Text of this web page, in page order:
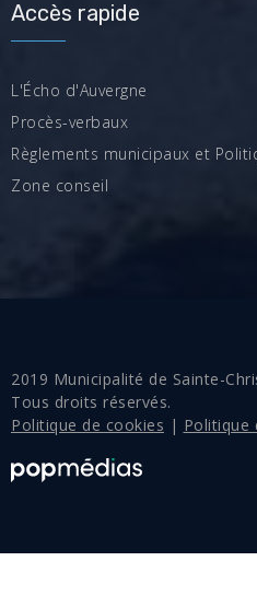
Accès rapide
L'Écho d'Auvergne
Procès-verbaux
Règlements municipaux et
Zone conseil
2019 Municipalité de Sainte-
Tous droits réservés.
Politique de cookies | Politique